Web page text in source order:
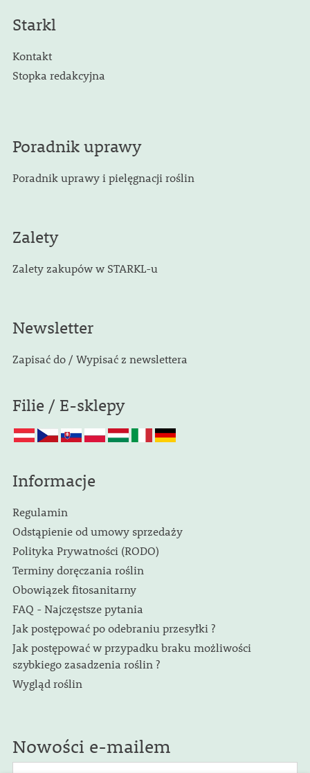
Starkl
Kontakt
Stopka redakcyjna
Poradnik uprawy
Poradnik uprawy i pielęgnacji roślin
Zalety
Zalety zakupów w STARKL-u
Newsletter
Zapisać do / Wypisać z newslettera
Filie / E-sklepy
Informacje
Regulamin
Odstąpienie od umowy sprzedaży
Polityka Prywatności (RODO)
Terminy doręczania roślin
Obowiązek fitosanitarny
FAQ - Najczęstsze pytania
Jak postępować po odebraniu przesyłki ?
Jak postępować w przypadku braku możliwości
szybkiego zasadzenia roślin ?
Wygląd roślin
Nowości e-mailem